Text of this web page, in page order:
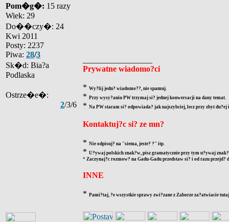
Pom�g�: 15 razy
Wiek: 29
Do��czy�: 24
Kwi 2011
Posty: 2237
Piwa: 28/3
Sk�d: Bia?a
Podlaska
Ostrze�e�:
2/3/6
Prywatne wiadomo?ci
* Wy?lij jedn? wiadomo??, nie spamuj.
* Przy wysy?aniu PW trzymaj si? jednej konwersacji na dany temat.
* Na PW staram si? odpowiada? jak najszybciej, lecz przy zbyt
Kontaktuj?c si? ze mn?
* Nie odpisuj? na "siema, jeste? ?" itp.
* U?ywaj polskich znak?w, pisz gramatycznie przy tym u?ywaj
* Zaczynaj?c rozmow? na Gadu-Gadu przedstaw si? i od razu przejd?
INNE
* Pami?taj, ?e wszystkie sprawy zwi?zane z Zaborze za?atwiacie